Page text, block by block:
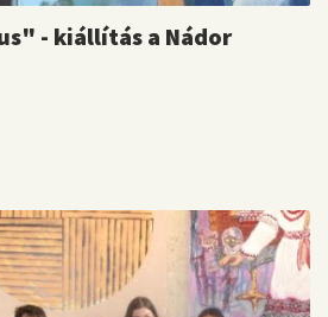
- kiállítás a Nádor